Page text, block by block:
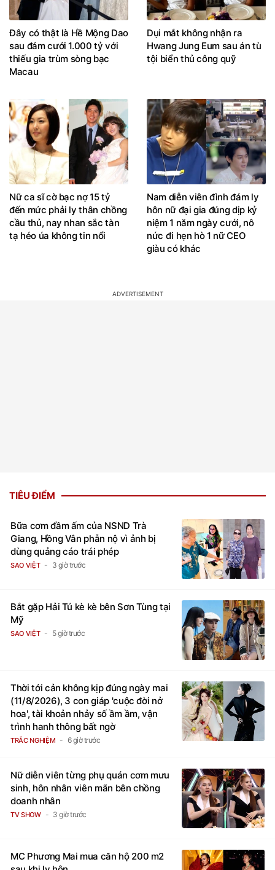
Đây có thật là Hề Mộng Dao
sau đám cưới 1.000 tỷ với
thiếu gia trùm sòng bạc
Macau
Dụi mắt không nhận ra
Hwang Jung Eum sau án tù
tội biển thủ công quỹ
Nữ ca sĩ cờ bạc nợ 15 tỷ
đến mức phải ly thân chồng
cầu thủ, nay nhan sắc tàn
tạ héo úa không tin nổi
Nam diễn viên đình đám ly
hôn nữ đại gia đúng dịp kỷ
niệm 1 năm ngày cưới, nô
nức đi hẹn hò 1 nữ CEO
giàu có khác
TIÊU ĐIỂM
Bữa cơm đầm ấm của NSND Trà
Giang, Hồng Vân phẫn nộ vì ảnh bị
dùng quảng cáo trái phép
SAO VIỆT 3 giờ trước
Bắt gặp Hải Tú kè kè bên Sơn Tùng tại
Mỹ
SAO VIỆT 5 giờ trước
Thời tới cản không kịp đúng ngày mai
(11/8/2026), 3 con giáp 'cuộc đời nở
hoa', tài khoản nhảy số ầm ầm, vận
trình hanh thông bất ngờ
TRẮC NGHIỆM 6 giờ trước
Nữ diễn viên từng phụ quán cơm mưu
sinh, hôn nhân viên mãn bên chồng
doanh nhân
TV SHOW 3 giờ trước
MC Phương Mai mua căn hộ 200 m2